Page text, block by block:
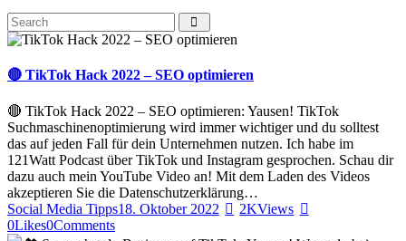
🔴 TikTok Hack 2022 – SEO optimieren
🔴 TikTok Hack 2022 – SEO optimieren: Yausen! TikTok
Suchmaschinenoptimierung wird immer wichtiger und du solltest
das auf jeden Fall für dein Unternehmen nutzen. Ich habe im
121Watt Podcast über TikTok und Instagram gesprochen. Schau dir
dazu auch mein YouTube Video an! Mit dem Laden des Videos
akzeptieren Sie die Datenschutzerklärung…
Social Media Tipps18. Oktober 2022 2KViews
0Likes0Comments